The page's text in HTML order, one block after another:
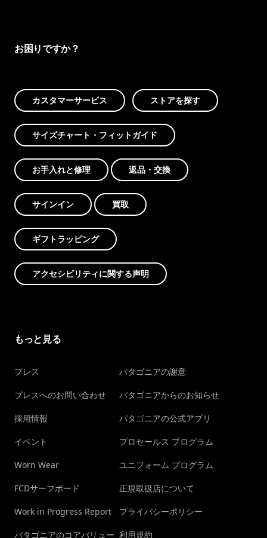
お困りですか？
カスタマーサービス ストアを探す
サイズチャート・フィットガイド
お手入れと修理 返品・交換
サインイン 買取
ギフトラッピング
アクセシビリティに関する声明
もっと見る
プレス
プレスへのお問い合わせ
採用情報
イベント
Worn Wear
FCDサーフボード
Work in Progress Report
パタゴニアのコアバリュー
パタゴニアの謝意
パタゴニアからのお知らせ
パタゴニアの公式アプリ
プロセールス プログラム
ユニフォーム プログラム
正規取扱店について
プライバシーポリシー
利用規約